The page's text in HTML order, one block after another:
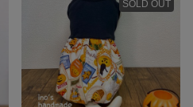
SOLD OUT